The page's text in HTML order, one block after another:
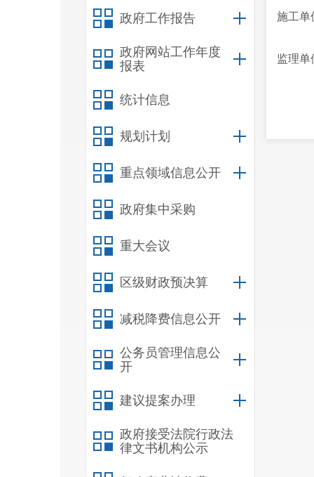
政府工作报告
政府网站工作年度
报表
统计信息
规划计划
重点领域信息公开
政府集中采购
重大会议
区级财政预决算
减税降费信息公开
公务员管理信息公
开
建议提案办理
政府接受法院行政法
律文书机构公示
施工单
监理单